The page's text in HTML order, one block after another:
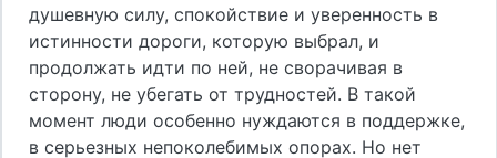
душевную силу, спокойствие и уверенность в
истинности дороги, которую выбрал, и
продолжать идти по ней, не сворачивая в
сторону, не убегать от трудностей. В такой
момент люди особенно нуждаются в поддержке,
в серьезных непоколебимых опорах. Но нет